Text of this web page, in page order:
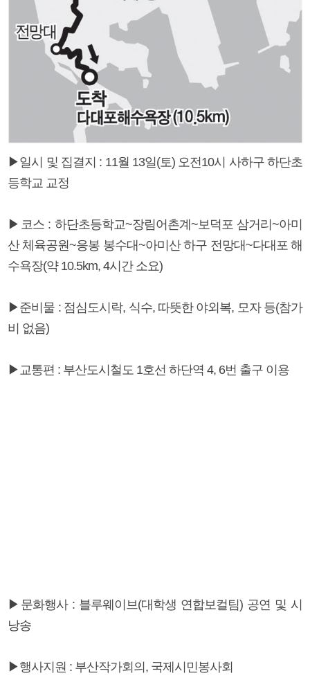
▶일시 및 집결지 : 11월 13일(토) 오전10시 사하구 하단초
등학교 교정
▶코스 : 하단초등학교~장림어촌계~보덕포 삼거리~아미
산 체육공원~응봉 봉수대~아미산 하구 전망대~다대포 해
수욕장(약 10.5km, 4시간 소요)
▶준비물 : 점심도시락, 식수, 따뜻한 야외복, 모자 등(참가
비 없음)
▶교통편 : 부산도시철도 1호선 하단역 4, 6번 출구 이용
▶문화행사 : 블루웨이브(대학생 연합보컬팀) 공연 및 시
낭송
▶행사지원 : 부산작가회의, 국제시민봉사회